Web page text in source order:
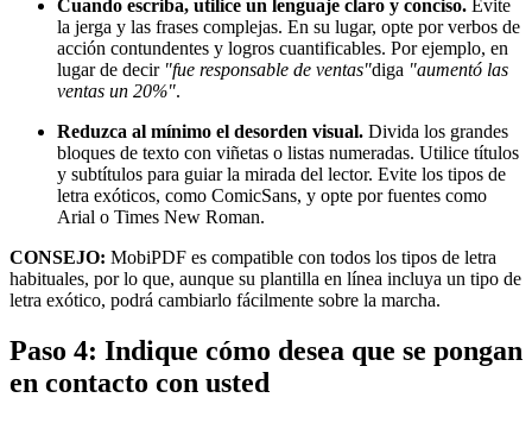
Cuando escriba, utilice un lenguaje claro y conciso. Evite
la jerga y las frases complejas. En su lugar, opte por verbos de
acción contundentes y logros cuantificables. Por ejemplo, en
lugar de decir "fue responsable de ventas"diga "aumentó las
ventas un 20%".
Reduzca al mínimo el desorden visual. Divida los grandes
bloques de texto con viñetas o listas numeradas. Utilice títulos
y subtítulos para guiar la mirada del lector. Evite los tipos de
letra exóticos, como ComicSans, y opte por fuentes como
Arial o Times New Roman.
CONSEJO: MobiPDF es compatible con todos los tipos de letra
habituales, por lo que, aunque su plantilla en línea incluya un tipo de
letra exótico, podrá cambiarlo fácilmente sobre la marcha.
Paso 4: Indique cómo desea que se pongan
en contacto con usted